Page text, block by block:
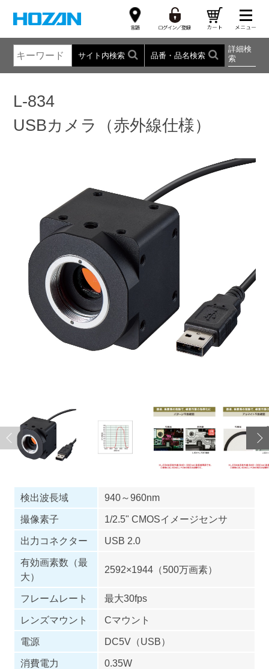
サイト内検索 品番・品名検索
詳細検
索
L-834
USBカメラ（赤外線仕様）
検出波長域
940～960nm
撮像素子
1/2.5" CMOSイメージセンサ
出力コネクター
USB 2.0
有効画素数（最
大）
2592×1944（500万画素）
フレームレート
最大30fps
レンズマウント
Cマウント
電源
DC5V（USB）
消費電力
0.35W